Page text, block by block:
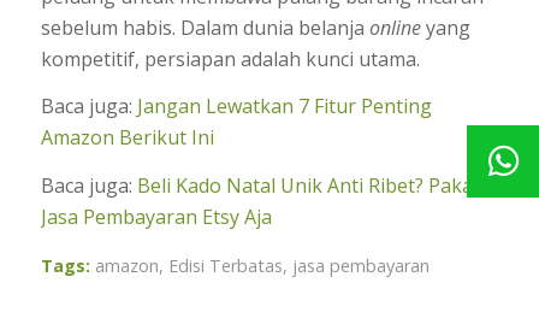
sebelum habis. Dalam dunia belanja onlineyang
kompetitif, persiapan adalah kunci utama.
Baca juga: Jangan Lewatkan 7 Fitur Penting
Amazon Berikut Ini
Baca juga: Beli Kado Natal Unik Anti Ribet? Pakai
Jasa Pembayaran Etsy Aja
Tags: amazon, Edisi Terbatas, jasa pembayaran